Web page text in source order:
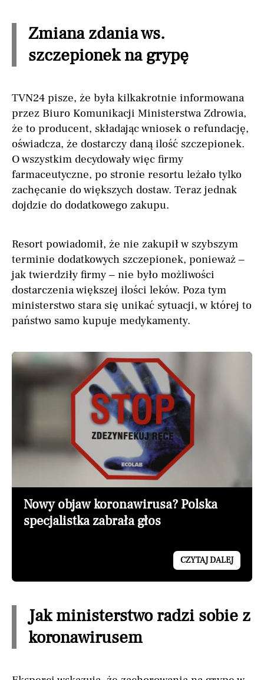
Zmiana zdania ws.
szczepionek na grypę
TVN24 pisze, że była kilkakrotnie informowana
przez Biuro Komunikacji Ministerstwa Zdrowia,
że to producent, składając wniosek o refundację,
oświadcza, że dostarczy daną ilość szczepionek.
O wszystkim decydowały więc firmy
farmaceutyczne, po stronie resortu leżało tylko
zachęcanie do większych dostaw. Teraz jednak
dojdzie do dodatkowego zakupu.
Resort powiadomił, że nie zakupił w szybszym
terminie dodatkowych szczepionek, ponieważ –
jak twierdziły firmy – nie było możliwości
dostarczenia większej ilości leków. Poza tym
ministerstwo stara się unikać sytuacji, w której to
państwo samo kupuje medykamenty.
Nowy objaw koronawirusa? Polska
specjalistka zabrała głos
CZYTAJ DALEJ
Jak ministerstwo radzi sobie z
koronawirusem